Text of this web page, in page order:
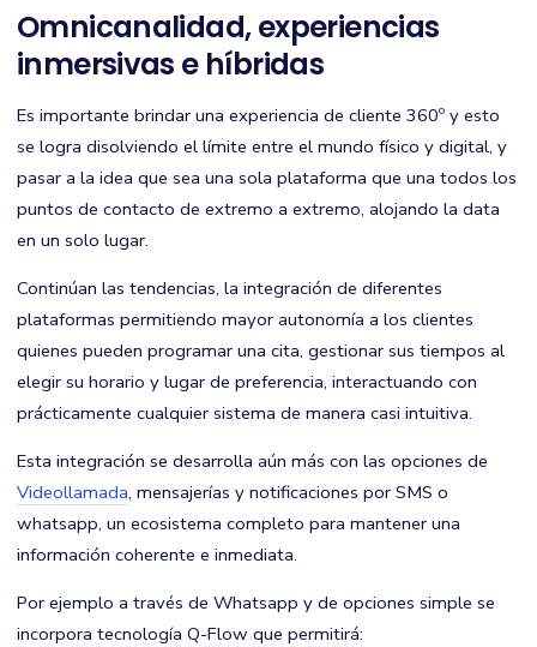
Omnicanalidad, experiencias
inmersivas e híbridas
Es importante brindar una experiencia de cliente 360º y esto
se logra disolviendo el límite entre el mundo físico y digital, y
pasar a la idea que sea una sola plataforma que una todos los
puntos de contacto de extremo a extremo, alojando la data
en un solo lugar.
Continúan las tendencias, la integración de diferentes
plataformas permitiendo mayor autonomía a los clientes
quienes pueden programar una cita, gestionar sus tiempos al
elegir su horario y lugar de preferencia, interactuando con
prácticamente cualquier sistema de manera casi intuitiva.
Esta integración se desarrolla aún más con las opciones de
Videollamada, mensajerías y notificaciones por SMS o
whatsapp, un ecosistema completo para mantener una
información coherente e inmediata.
Por ejemplo a través de Whatsapp y de opciones simple se
incorpora tecnología Q-Flow que permitirá: